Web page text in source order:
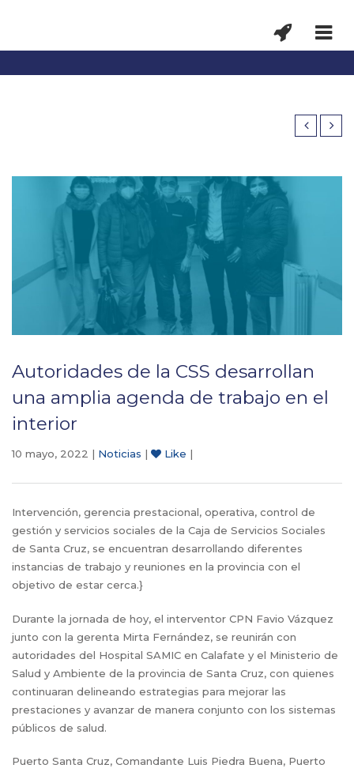
Autoridades de la CSS desarrollan
una amplia agenda de trabajo en el
interior
10 mayo, 2022 | Noticias | Like |
Intervención, gerencia prestacional, operativa, control de
gestión y servicios sociales de la Caja de Servicios Sociales
de Santa Cruz, se encuentran desarrollando diferentes
instancias de trabajo y reuniones en la provincia con el
objetivo de estar cerca.}
Durante la jornada de hoy, el interventor CPN Favio Vázquez
junto con la gerenta Mirta Fernández, se reunirán con
autoridades del Hospital SAMIC en Calafate y el Ministerio de
Salud y Ambiente de la provincia de Santa Cruz, con quienes
continuaran delineando estrategias para mejorar las
prestaciones y avanzar de manera conjunto con los sistemas
públicos de salud.
Puerto Santa Cruz, Comandante Luis Piedra Buena, Puerto